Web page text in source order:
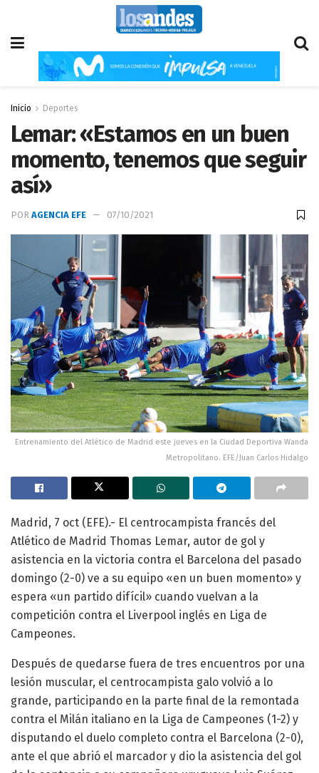
Inicio Deportes
Lemar: «Estamos en un buen
momento, tenemos que seguir
así»
POR AGENCIA EFE 07/10/2021
Entrenamiento del Atlético de Madrid este jueves en la Ciudad Deportiva Wanda
Metropolitano. EFE/Juan Carlos Hidalgo
Madrid, 7 oct (EFE).- El centrocampista francés del
Atlético de Madrid Thomas Lemar, autor de gol y
asistencia en la victoria contra el Barcelona del pasado
domingo (2-0) ve a su equipo «en un buen momento» y
espera «un partido difícil» cuando vuelvan a la
competición contra el Liverpool inglés en Liga de
Campeones.
Después de quedarse fuera de tres encuentros por una
lesión muscular, el centrocampista galo volvió a lo
grande, participando en la parte final de la remontada
contra el Milán italiano en la Liga de Campeones (1-2) y
disputando el duelo completo contra el Barcelona (2-0),
ante el que abrió el marcador y dio la asistencia del gol